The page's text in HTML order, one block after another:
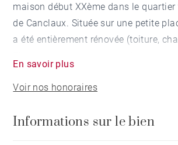
maison début XXème dans le quartier
de Canclaux. Située sur une petite
a été entièrement rénovée (toiture,
avec accès immédiat à la terrasse et
espace avec cuisine ouverte sur la
palier dessert 4 chambres et un
En savoir plus
Voir nos honoraires
Informations sur le bien